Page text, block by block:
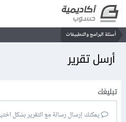
أسئلة البرامج والتطبيقات
أرسل تقرير
تبليغك
يمكنك إرسال رسالة مع التقرير بشكل